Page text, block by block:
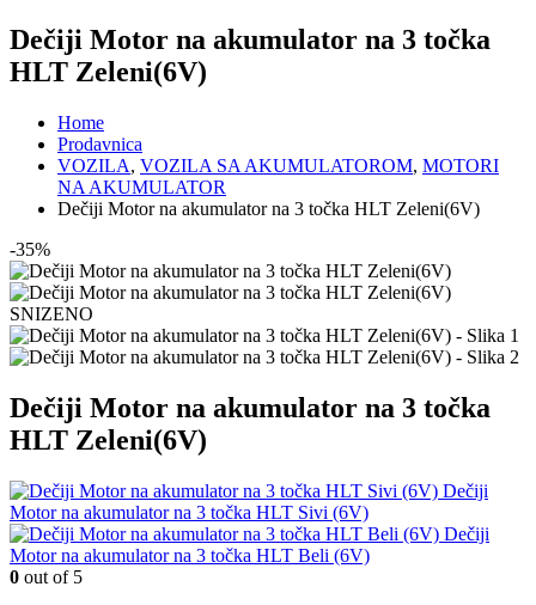
Dečiji Motor na akumulator na 3 točka
HLT Zeleni(6V)
Home
Prodavnica
VOZILA, VOZILA SA AKUMULATOROM, MOTORI
NA AKUMULATOR
Dečiji Motor na akumulator na 3 točka HLT Zeleni(6V)
-35%
SNIZENO
Dečiji Motor na akumulator na 3 točka
HLT Zeleni(6V)
Dečiji
Motor na akumulator na 3 točka HLT Sivi (6V)
Dečiji
Motor na akumulator na 3 točka HLT Beli (6V)
0 out of 5